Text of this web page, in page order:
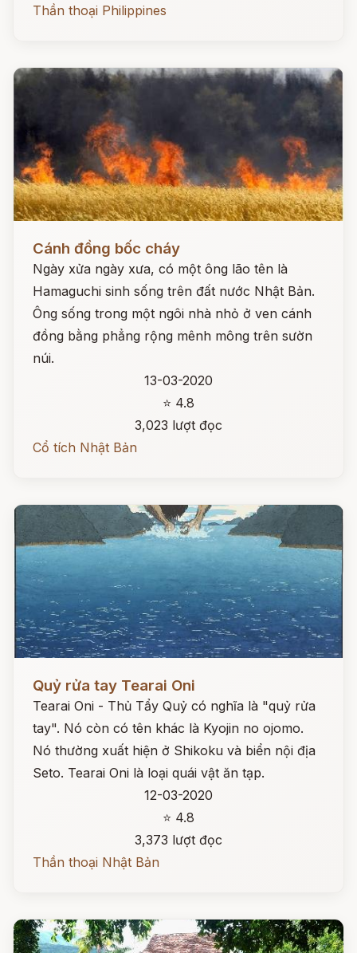
Thần thoại Philippines
Cánh đồng bốc cháy
Ngày xửa ngày xưa, có một ông lão tên là
Hamaguchi sinh sống trên đất nước Nhật Bản.
Ông sống trong một ngôi nhà nhỏ ở ven cánh
đồng bằng phẳng rộng mênh mông trên sườn
núi.
13-03-2020
⭐ 4.8
3,023 lượt đọc
Cổ tích Nhật Bản
Quỷ rửa tay Tearai Oni
Tearai Oni - Thủ Tẩy Quỷ có nghĩa là "quỷ rửa
tay". Nó còn có tên khác là Kyojin no ojomo.
Nó thường xuất hiện ở Shikoku và biển nội địa
Seto. Tearai Oni là loại quái vật ăn tạp.
12-03-2020
⭐ 4.8
3,373 lượt đọc
Thần thoại Nhật Bản